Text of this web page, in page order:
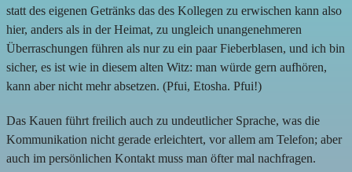
statt des eigenen Getränks das des Kollegen zu erwischen kann also
hier, anders als in der Heimat, zu ungleich unangenehmeren
Überraschungen führen als nur zu ein paar Fieberblasen, und ich bin
sicher, es ist wie in diesem alten Witz: man würde gern aufhören,
kann aber nicht mehr absetzen. (Pfui, Etosha. Pfui!)
Das Kauen führt freilich auch zu undeutlicher Sprache, was die
Kommunikation nicht gerade erleichtert, vor allem am Telefon; aber
auch im persönlichen Kontakt muss man öfter mal nachfragen.